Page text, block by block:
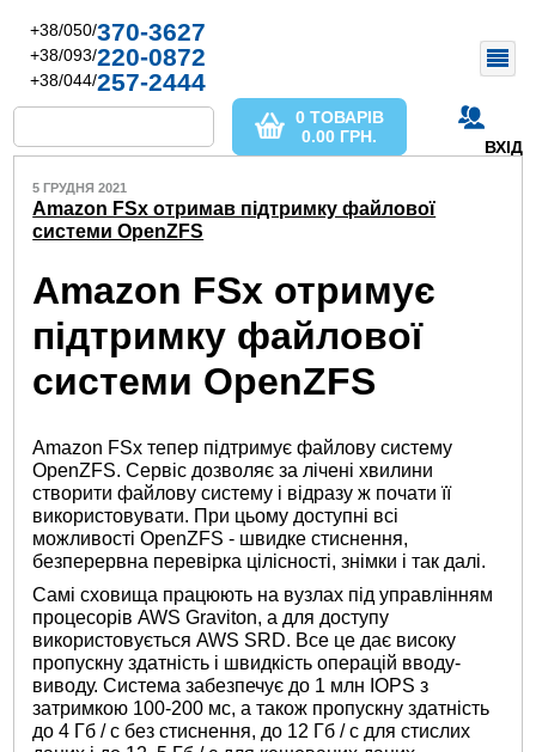
+38/050/370-3627
+38/093/220-0872
+38/044/257-2444
ВХІД
0 ТОВАРІВ
0.00 ГРН.
5 ГРУДНЯ 2021
Amazon FSx отримав підтримку файлової
системи OpenZFS
Amazon FSx отримує
підтримку файлової
системи OpenZFS
Amazon FSx тепер підтримує файлову систему
OpenZFS. Сервіс дозволяє за лічені хвилини
створити файлову систему і відразу ж почати її
використовувати. При цьому доступні всі
можливості OpenZFS - швидке стиснення,
безперервна перевірка цілісності, знімки і так далі.
Самі сховища працюють на вузлах під управлінням
процесорів AWS Graviton, а для доступу
використовується AWS SRD. Все це дає високу
пропускну здатність і швидкість операцій вводу-
виводу. Система забезпечує до 1 млн IOPS з
затримкою 100-200 мс, а також пропускну здатність
до 4 Гб / с без стиснення, до 12 Гб / с для стислих